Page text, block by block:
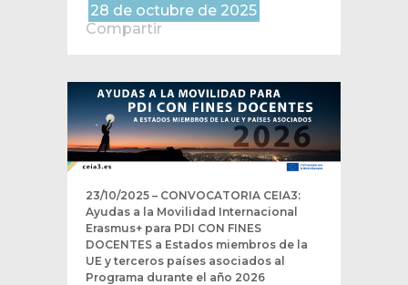
28 de octubre de 2025
Compartir
23/10/2025 – CONVOCATORIA CEIA3:
Ayudas a la Movilidad Internacional
Erasmus+ para PDI CON FINES
DOCENTES a Estados miembros de la
UE y terceros países asociados al
Programa durante el año 2026